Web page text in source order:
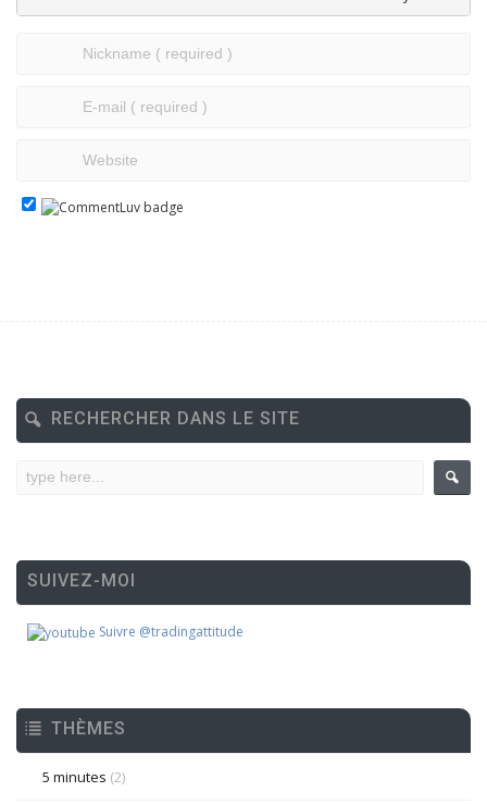
RECHERCHER DANS LE SITE
SUIVEZ-MOI
Suivre @tradingattitude
THÈMES
5 minutes (2)